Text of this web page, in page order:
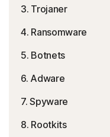
3. Trojaner
4. Ransomware
5. Botnets
6. Adware
7. Spyware
8. Rootkits